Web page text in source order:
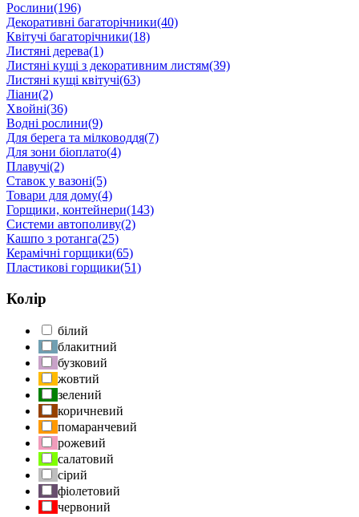
Рослини(196)
Декоративні багаторічники(40)
Квітучі багаторічники(18)
Листяні дерева(1)
Листяні кущі з декоративним листям(39)
Листяні кущі квітучі(63)
Ліани(2)
Хвойні(36)
Водні рослини(9)
Для берега та мілководдя(7)
Для зони біоплато(4)
Плавучі(2)
Ставок у вазоні(5)
Товари для дому(4)
Горщики, контейнери(143)
Системи автополиву(2)
Кашпо з ротанга(25)
Керамічні горщики(65)
Пластикові горщики(51)
Колір
білий
блакитний
бузковий
жовтий
зелений
коричневий
помаранчевий
рожевий
салатовий
сірий
фіолетовий
червоний